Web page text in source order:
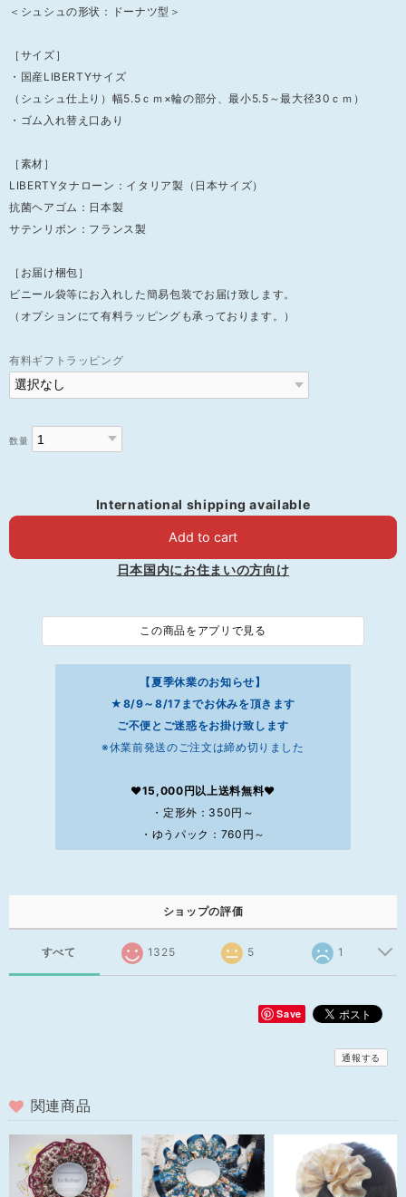
＜シュシュの形状：ドーナツ型＞
［サイズ］
・国産LIBERTYサイズ
（シュシュ仕上り）幅5.5ｃｍ×輪の部分、最小5.5～最大径30ｃｍ）
・ゴム入れ替え口あり
［素材］
LIBERTYタナローン：イタリア製（日本サイズ）
抗菌ヘアゴム：日本製
サテンリボン：フランス製
［お届け梱包］
ビニール袋等にお入れした簡易包装でお届け致します。
（オプションにて有料ラッピングも承っております。）
有料ギフトラッピング
数量
International shipping available
Add to cart
日本国内にお住まいの方向け
この商品をアプリで見る
【夏季休業のお知らせ】
★8/9～8/17までお休みを頂きます
ご不便とご迷惑をお掛け致します
※休業前発送のご注文は締め切りました
❤15,000円以上送料無料❤
・定形外：350円～
・ゆうパック：760円～
ショップの評価
すべて 1325 5 1
Save
通報する
関連商品